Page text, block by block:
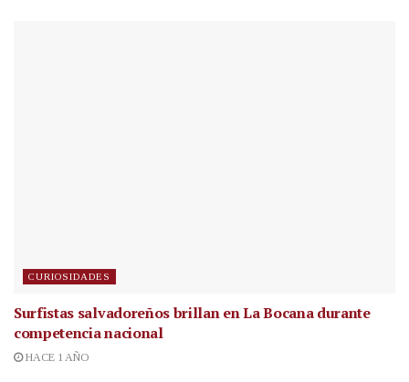
CURIOSIDADES
Surfistas salvadoreños brillan en La Bocana durante
competencia nacional
HACE 1 AÑO